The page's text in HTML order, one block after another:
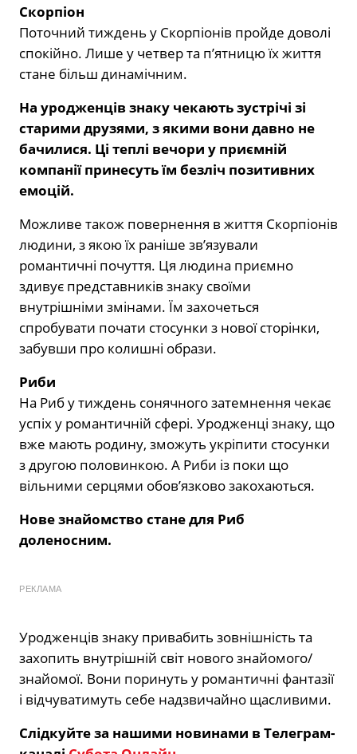
Скорпіон
Поточний тиждень у Скорпіонів пройде доволі
спокійно. Лише у четвер та п’ятницю їх життя
стане більш динамічним.
На уродженців знаку чекають зустрічі зі
старими друзями, з якими вони давно не
бачилися. Ці теплі вечори у приємній
компанії принесуть їм безліч позитивних
емоцій.
Можливе також повернення в життя Скорпіонів
людини, з якою їх раніше зв’язували
романтичні почуття. Ця людина приємно
здивує представників знаку своїми
внутрішніми змінами. Їм захочеться
спробувати почати стосунки з нової сторінки,
забувши про колишні образи.
Риби
На Риб у тиждень сонячного затемнення чекає
успіх у романтичній сфері. Уродженці знаку, що
вже мають родину, зможуть укріпити стосунки
з другою половинкою. А Риби із поки що
вільними серцями обов’язково закохаються.
Нове знайомство стане для Риб
доленосним.
РЕКЛАМА
Уродженців знаку привабить зовнішність та
захопить внутрішній світ нового знайомого/
знайомої. Вони поринуть у романтичні фантазії
і відчуватимуть себе надзвичайно щасливими.
Слідкуйте за нашими новинами в Телеграм-